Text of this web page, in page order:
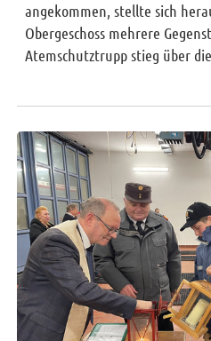
Impressum
RSS News
Datenschutz
angekommen, stellte sich
Obergeschoss mehrere
Atemschutztrupp stieg über